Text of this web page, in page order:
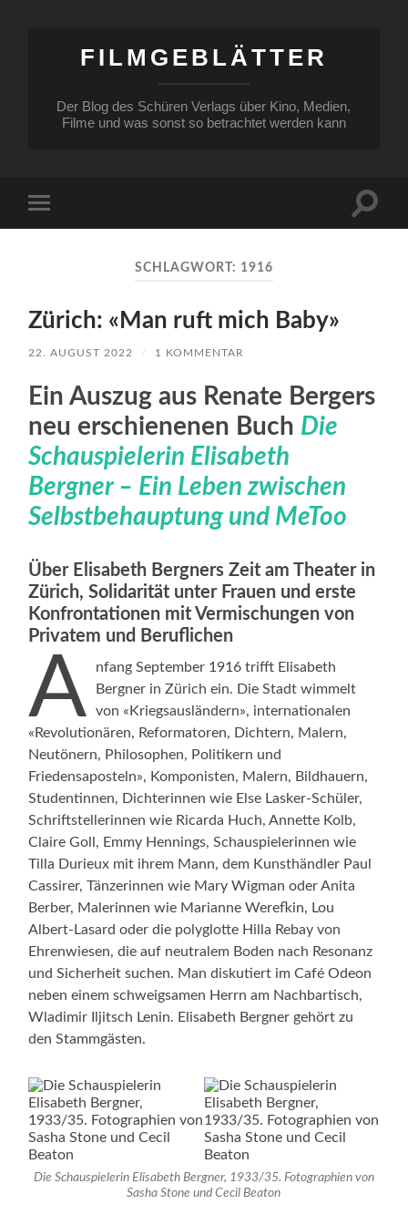
FILMGEBLÄTTER
Der Blog des Schüren Verlags über Kino, Medien,
Filme und was sonst so betrachtet werden kann
Menü
SCHLAGWORT: 1916
Zürich: «Man ruft mich Baby»
22. AUGUST 2022 / 1 KOMMENTAR
Ein Auszug aus Renate Bergers
neu erschienenen Buch Die
Schauspielerin Elisabeth
Bergner – Ein Leben zwischen
Selbstbehauptung und MeToo
Über Elisabeth Bergners Zeit am Theater in
Zürich, Solidarität unter Frauen und erste
Konfrontationen mit Vermischungen von
Privatem und Beruflichen
A
nfang September 1916 trifft Elisabeth
Bergner in Zürich ein. Die Stadt wimmelt
von «Kriegsausländern», internationalen
«Revolutionären, Reformatoren, Dichtern, Malern,
Neutönern, Philosophen, Politikern und
Friedensaposteln», Komponisten, Malern, Bildhauern,
Studentinnen, Dichterinnen wie Else Lasker-Schüler,
Schriftstellerinnen wie Ricarda Huch, Annette Kolb,
Claire Goll, Emmy Hennings, Schauspielerinnen wie
Tilla Durieux mit ihrem Mann, dem Kunsthändler Paul
Cassirer, Tänzerinnen wie Mary Wigman oder Anita
Berber, Malerinnen wie Marianne Werefkin, Lou
Albert-Lasard oder die polyglotte Hilla Rebay von
Ehrenwiesen, die auf neutralem Boden nach Resonanz
und Sicherheit suchen. Man diskutiert im Café Odeon
neben einem schweigsamen Herrn am Nachbartisch,
Wladimir Iljitsch Lenin. Elisabeth Bergner gehört zu
den Stammgästen.
Die Schauspielerin Elisabeth Bergner, 1933/35. Fotographien von
Sasha Stone und Cecil Beaton